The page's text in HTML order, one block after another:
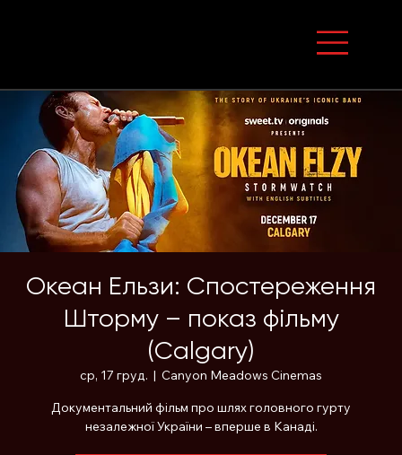
Океан Ельзи: Спостереження
Шторму – показ фільму
(Calgary)
ср, 17 груд.
  |
Canyon Meadows Cinemas
Документальний фільм про шлях головного гурту
незалежної України – вперше в Канаді.